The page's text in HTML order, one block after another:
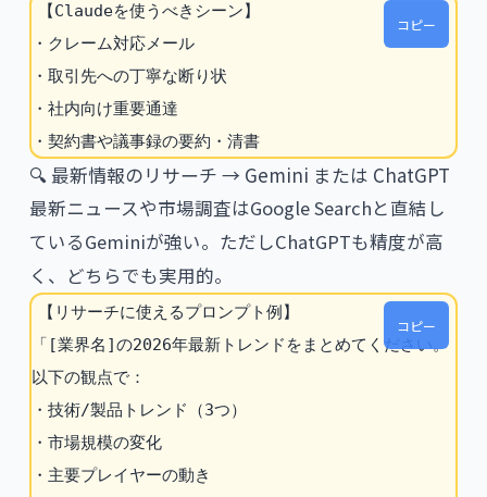
【Claudeを使うべきシーン】
・クレーム対応メール
・取引先への丁寧な断り状
・社内向け重要通達
・契約書や議事録の要約・清書
コピー
🔍 最新情報のリサーチ → Gemini または ChatGPT
最新ニュースや市場調査はGoogle Searchと直結し
ているGeminiが強い。ただしChatGPTも精度が高
く、どちらでも実用的。
【リサーチに使えるプロンプト例】
「[業界名]の2026年最新トレンドをまとめてください。
以下の観点で：
・技術/製品トレンド（3つ）
・市場規模の変化
・主要プレイヤーの動き
コピー